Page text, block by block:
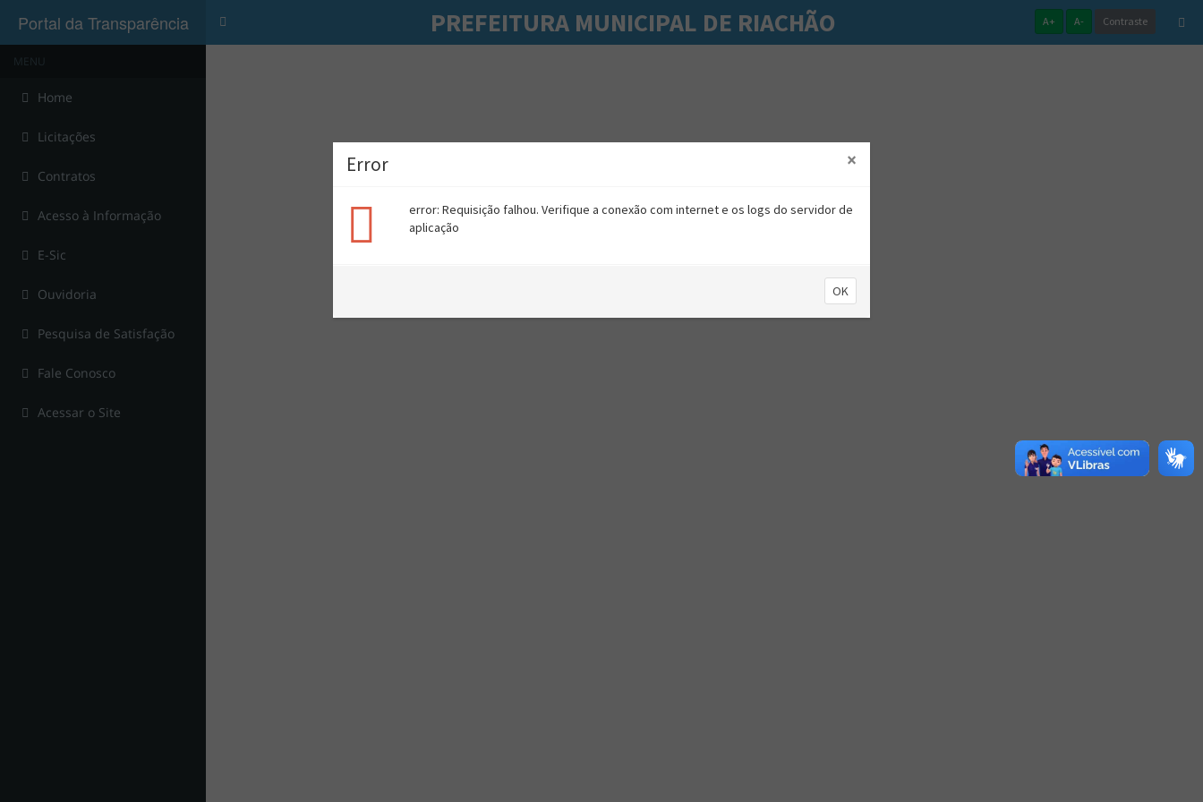
Portal da Transparência PREFEITURA MUNICIPAL DE RIACHÃO A+ A- Contraste
MENU
Home
Licitações
Contratos
Acesso à Informação
E-Sic
Ouvidoria
Pesquisa de Satisfação
Fale Conosco
Acessar o Site
×
Error
error: Requisição falhou. Verifique a conexão com internet e os logs do servidor de
aplicação
OK